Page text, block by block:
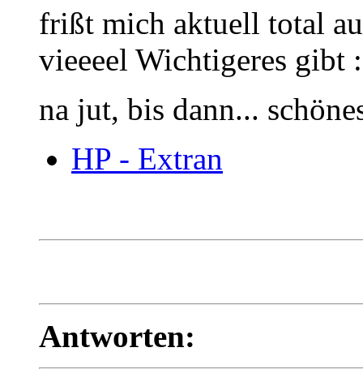
frißt mich aktuell total
vieeeel Wichtigeres gibt
na jut, bis dann...
HP - Extran
Antworten: